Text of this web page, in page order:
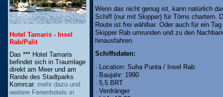
Hotel Tamaris - Insel
Rab/Palit
Das *** Hotel Tamaris
befindet sich in Traumlage
direkt am Meer und am
Rande des Stadtparks
Komrcar. mehr dazu und
weitere Ferienhotels in
Wenn das nicht genug ist, kann natürlich
Schiff (nur mit Skipper) für Törns chartern.
Route ist frei wählbar. Oder auch für ein
Skipper Rab umrunden und zu den
hinausfahren.
Schiffsdaten:
· Location: Suha Punta / Insel Rab
· Baujahr: 1990
· 5,5 BRT
· Verdränger